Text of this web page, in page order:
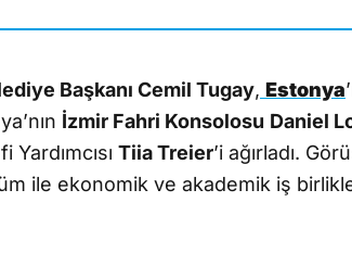
Başkanı Cemil Tugay, Estonya
İzmir Fahri Konsolosu Daniel
Tiia Treier’i ağırladı.
ile ekonomik ve akademik iş